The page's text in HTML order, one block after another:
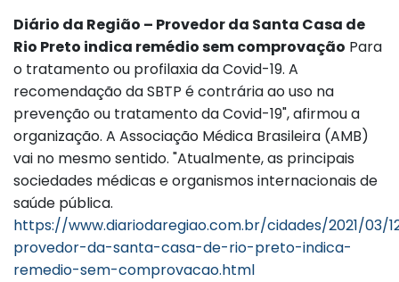
Diário da Região – Provedor da Santa Casa de
Rio Preto indica remédio sem comprovação Para
o tratamento ou profilaxia da Covid-19. A
recomendação da SBTP é contrária ao uso na
prevenção ou tratamento da Covid-19", afirmou a
organização. A Associação Médica Brasileira (AMB)
vai no mesmo sentido. "Atualmente, as principais
sociedades médicas e organismos internacionais de
saúde pública.
https://www.diariodaregiao.com.br/cidades/2021/03/
provedor-da-santa-casa-de-rio-preto-indica-
remedio-sem-comprovacao.html